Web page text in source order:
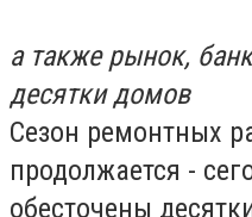
а также рынок,
десятки домов
Сезон ремонтных
продолжается -
обесточены